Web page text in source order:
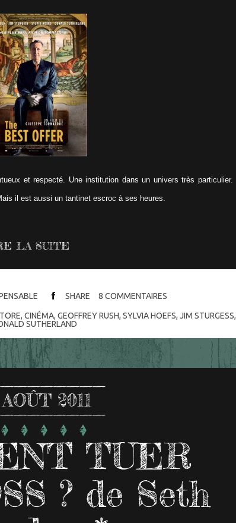
et respecté. Une institution dans un univers très particulier.
il est aussi un tantinet escroc à ses heures.
LA SUITE
SHARE 8 COMMENTAIRES
,CINÉMA,GEOFFREY RUSH,SYLVIA HOEFS,JIM STURGESS,
SUTHERLAND
AOÛT 2011
TUER
? de Seth